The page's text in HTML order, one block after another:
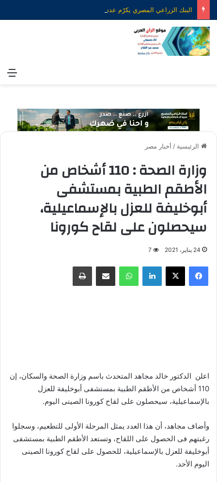
الرئيسية / أخبار مصر
وزارة الصحة : 110 أشخاص من
الأطقم الطبية بمستشفى
أبوخليفة للعزل بالإسماعيلية،
سيحصلون على لقاح كورونا
24 يناير، 2021 7
فيسبوك X لينكدإن واتساب مشاركة عبر البريد طباعة
اعلن الدكتور خالد مجاهد المتحدث باسم وزارة الصحة والسكان، إن
110 أشخاص من الأطقم الطبية بمستشفى أبوخليفة للعزل
بالإسماعيلية، سيحصلون على لقاح كورونا الصينى اليوم.
وأضاف مجاهد، أن هذا العدد يمثل المرحلة الأولى للتطعيم، وسجلوا
رغبتهم فى الحصول على اللقاح، وتستعد الأطقم الطبية بمستشفى
أبوخليفة للعزل بالإسماعيلية، للحصول على لقاح كورونا الصينى
اليوم الأحد.